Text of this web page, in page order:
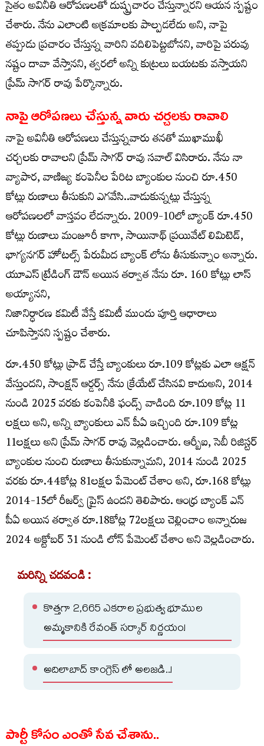
సైతం అవినీతి ఆరోపణలతో దుష్ప్రచారం చేస్తున్నారని ఆయన స్పష్టం
చేశారు. నేను ఎలాంటి అక్రమాలకు పాల్పడలేదు అని, నాపై
తప్పుడు ప్రచారం చేస్తున్న వారిని వదిలిపెట్టబోనని, వారిపై పరువు
నష్టం దావా వేస్తానని, త్వరలో అన్ని కుట్రలు బయటకు వస్తాయని
ప్రేమ్ సాగర్ రావు పేర్కొన్నారు.
నాపై ఆరోపణలు చేస్తున్న వారు చర్చలకు రావాలి
నాపై అవినీతి ఆరోపణలు చేస్తున్నవారు తనతో ముఖాముఖీ
చర్చలకు రావాలని ప్రేమ్ సాగర్ రావు సవాల్ విసిరారు. నేను నా
వ్యాపార, వాణిజ్య కంపెనీల పేరిట బ్యాంకుల నుంచి రూ.450
కోట్లు రుణాలు తీసుకుని ఎగవేసి..వాడుకున్నట్లు చేస్తున్న
ఆరోపణలలో వాస్తవం లేదన్నారు. 2009-10లో బ్యాంక్ రూ.450
కోట్లు రుణాలు మంజూరీ కాగా, సాయినాథ్ ప్రయివేట్ లిమిటెడ్,
భాగ్యనగర్ హోటల్స్ పేరుమీద బ్యాంక్ లోను తీసుకున్నాం అన్నారు.
యూఎస్ ట్రేడింగ్ డౌన్ అయిన తర్వాత నేను రూ. 160 కోట్లు లాస్
అయ్యానని,
నిజానిర్ధారణ కమిటీ వేస్తే కమిటీ ముందు పూర్తి ఆధారాలు
చూపిస్తానని స్పష్టం చేశారు.
రూ.450 కోట్లు ప్రాడ్ చేస్తే బ్యాంకులు రూ.109 కోట్లకు ఎలా ఆక్షన్
వేస్తుందని, సాంక్షన్ ఆర్డర్స్ నేను క్రేయేట్ చేసినవి కాదుఅని, 2014
నుండి 2025 వరకు కంపెనీకి ఫండ్స్ వాడింది రూ.109 కోట్ల 11
లక్షలు అని, అన్ని బ్యాంకులు ఎన్ పీఏ ఇచ్చింది రూ.109 కోట్ల
11లక్షలు అని ప్రేమ్ సాగర్ రావు వెల్లడించారు. ఆర్బీఐ, సెబీ రిజిస్టర్
బ్యాంకుల నుంచి రుణాలు తీసుకున్నామని, 2014 నుండి 2025
వరకు రూ.44కోట్ల 81లక్షల పేమెంట్ చేశాం అని, రూ.168 కోట్లు
2014-15లో రీజర్వ్ ప్రైస్ ఉందని తెలిపారు. ఆంధ్ర బ్యాంక్ ఎన్
పీఏ అయిన తర్వాత రూ.18కోట్ల 72లక్షలు చెల్లించాం అన్నారుజ
2024 అక్టోబర్ 31 నుండి లోన్ పేమెంట్ చేశాం అని వెల్లడించారు.
మరిన్ని చదవండి :
కొత్తగా 2,665 ఎకరాల ప్రభుత్వ భూముల
అమ్మకానికి రేవంత్ సర్కార్ నిర్ణయం!
అదిలాబాద్ కాంగ్రెస్ లో అలజడి..!
పార్టీ కోసం ఎంతో సేవ చేశాను..